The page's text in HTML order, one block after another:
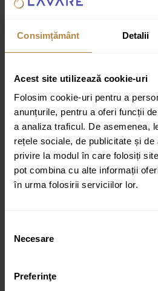
Consimțământ Detalii
Acest site utilizează cookie-uri
Folosim cookie-uri pentru a
anunțurile, pentru a oferi funcții
a analiza traficul. De asemenea,
rețele sociale, de publicitate și
privire la modul în care folosiți
pot combina cu alte informații
în urma folosirii serviciilor lor.
consimțământului
Necesare
Preferinţe
Monocomandă
singură gaură.
Gură de scurgere flexibilă
Gură de scurgere pivotantă
Mixer ceramic 40 mm
Garanție: 3 ani
Culoare:negru/crom
Furtun de conectare